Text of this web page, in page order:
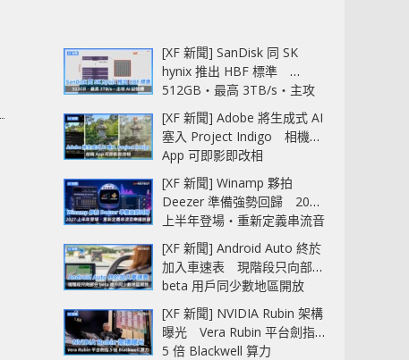
[XF 新聞] SanDisk 同 SK
hynix 推出 HBF 標準
512GB‧最高 3TB/s‧主攻
AI 記憶體
[XF 新聞] Adobe 將生成式 AI
塞入 Project Indigo 相機
App 可即影即改相
[XF 新聞] Winamp 夥拍
Deezer 準備強勢回歸 2027
上半年登場‧重新定義串流音
樂播放器
[XF 新聞] Android Auto 終於
加入車速表 現階段只向部分
beta 用戶同少數地區開放
[XF 新聞] NVIDIA Rubin 架構
曝光 Vera Rubin 平台劍指
5 倍 Blackwell 算力